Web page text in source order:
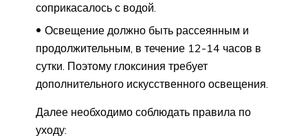
соприкасалось с водой.
Освещение должно быть рассеянным и
продолжительным, в течение 12-14 часов в
сутки. Поэтому глоксиния требует
дополнительного искусственного освещения.
Далее необходимо соблюдать правила по
уходу: